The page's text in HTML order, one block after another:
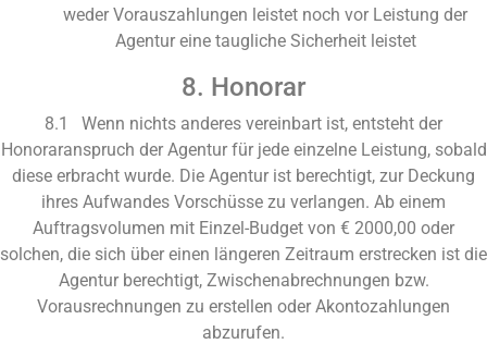
weder Vorauszahlungen leistet noch vor Leistung der
Agentur eine taugliche Sicherheit leistet
8. Honorar
8.1 Wenn nichts anderes vereinbart ist, entsteht der
Honoraranspruch der Agentur für jede einzelne Leistung, sobald
diese erbracht wurde. Die Agentur ist berechtigt, zur Deckung
ihres Aufwandes Vorschüsse zu verlangen. Ab einem
Auftragsvolumen mit Einzel-Budget von € 2000,00 oder
solchen, die sich über einen längeren Zeitraum erstrecken ist die
Agentur berechtigt, Zwischenabrechnungen bzw.
Vorausrechnungen zu erstellen oder Akontozahlungen
abzurufen.